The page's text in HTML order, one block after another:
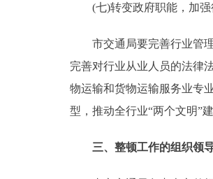
(七)转变政府职能，加强
市交通局要完善行业管理
完善对行业从业人员的法律
物运输和货物运输服务业专
型，推动全行业“两个文明”
三、整顿工作的组织领